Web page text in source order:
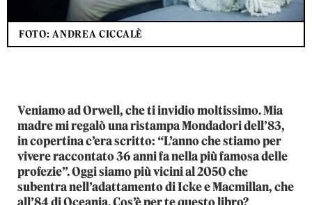
FOTO: ANDREA CICCALÈ
Veniamo ad Orwell, che ti invidio moltissimo. Mia
madre mi regalò una ristampa Mondadori dell’83,
in copertina c’era scritto: “L’anno che stiamo per
vivere raccontato 36 anni fa nella più famosa delle
profezie”. Oggi siamo più vicini al 2050 che
subentra nell’adattamento di Icke e Macmillan, che